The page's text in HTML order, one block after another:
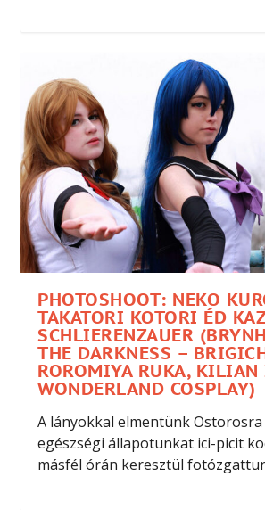
PHOTOSHOOT: NEKO
TAKATORI KOTORI ÉD
SCHLIERENZAUER
THE DARKNESS –
ROROMIYA RUKA, KILIAN
WONDERLAND COSPLAY​)​
A lányokkal elmentünk
egészségi állapotunkat ici-picit
másfél órán keresztül